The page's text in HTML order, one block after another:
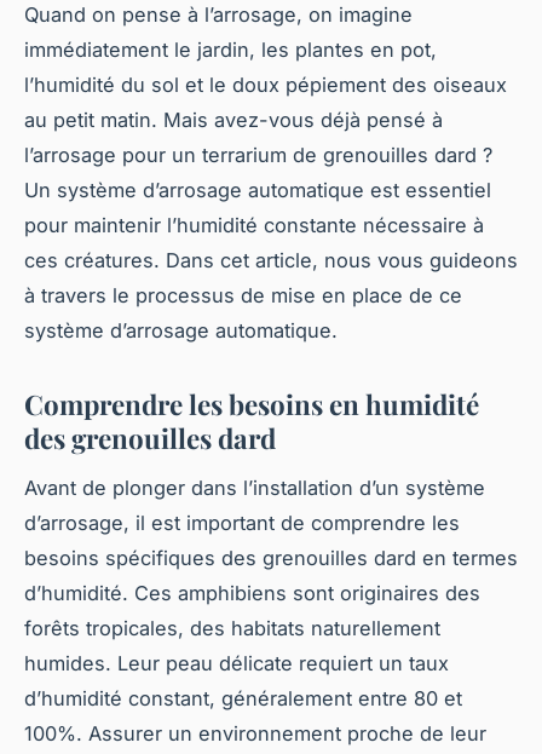
Quand on pense à l’arrosage, on imagine
immédiatement le jardin, les plantes en pot,
l’humidité du sol et le doux pépiement des oiseaux
au petit matin. Mais avez-vous déjà pensé à
l’arrosage pour un terrarium de grenouilles dard ?
Un système d’arrosage automatique est essentiel
pour maintenir l’humidité constante nécessaire à
ces créatures. Dans cet article, nous vous guideons
à travers le processus de mise en place de ce
système d’arrosage automatique.
Comprendre les besoins en humidité
des grenouilles dard
Avant de plonger dans l’installation d’un système
d’arrosage, il est important de comprendre les
besoins spécifiques des grenouilles dard en termes
d’humidité. Ces amphibiens sont originaires des
forêts tropicales, des habitats naturellement
humides. Leur peau délicate requiert un taux
d’humidité constant, généralement entre 80 et
100%. Assurer un environnement proche de leur